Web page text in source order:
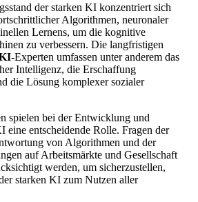
der starken KI konzentriert sich
Algorithmen, neuronaler
Lernens, um die kognitive
zu verbessern. Die langfristigen
-Experten umfassen unter anderem das
Intelligenz, die Erschaffung
die Lösung komplexer sozialer
spielen bei der Entwicklung und
eine entscheidende Rolle. Fragen der
von Algorithmen und der
auf Arbeitsmärkte und Gesellschaft
werden, um sicherzustellen,
starken KI zum Nutzen aller